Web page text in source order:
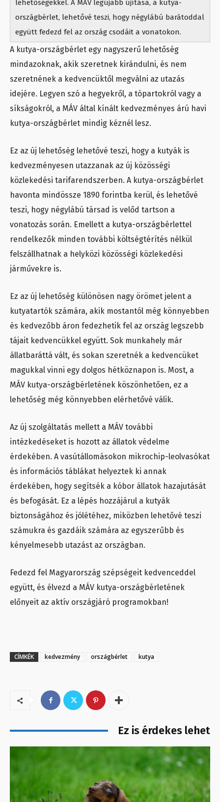
lehetőségekkel. A MÁV legújabb újítása, a kutya-
országbérlet, lehetővé teszi, hogy négylábú barátoddal
együtt fedezd fel az ország csodáit a vonatokon.
A kutya-országbérlet egy nagyszerű lehetőség
mindazoknak, akik szeretnek kirándulni, és nem
szeretnének a kedvencüktől megválni az utazás
idejére. Legyen szó a hegyekről, a tópartokról vagy a
síkságokról, a MÁV által kínált kedvezményes árú havi
kutya-országbérlet mindig kéznél lesz.
Ez az új lehetőség lehetővé teszi, hogy a kutyák is
kedvezményesen utazzanak az új közösségi
közlekedési tarifarendszerben. A kutya-országbérlet
havonta mindössze 1890 forintba kerül, és lehetővé
teszi, hogy négylábú társad is velőd tartson a
vonatozás során. Emellett a kutya-országbérlettel
rendelkezők minden további költségtérítés nélkül
felszállhatnak a helyközi közösségi közlekedési
járművekre is.
Ez az új lehetőség különösen nagy örömet jelent a
kutyatartók számára, akik mostantól még könnyebben
és kedvezőbb áron fedezhetik fel az ország legszebb
tájait kedvencükkel együtt. Sok munkahely már
állatbaráttá vált, és sokan szeretnék a kedvencüket
magukkal vinni egy dolgos hétköznapon is. Most, a
MÁV kutya-országbérletének köszönhetően, ez a
lehetőség még könnyebben elérhetővé válik.
Az új szolgáltatás mellett a MÁV további
intézkedéseket is hozott az állatok védelme
érdekében. A vasútállomásokon mikrochip-leolvasókat
és információs táblákat helyeztek ki annak
érdekében, hogy segítsék a kóbor állatok hazajutását
és befogását. Ez a lépés hozzájárul a kutyák
biztonságához és jólétéhez, miközben lehetővé teszi
számukra és gazdáik számára az egyszerűbb és
kényelmesebb utazást az országban.
Fedezd fel Magyarország szépségeit kedvenceddel
együtt, és élvezd a MÁV kutya-országbérletének
előnyeit az aktív országjáró programokban!
CÍMKÉK kedvezmény országbérlet kutya
Ez is érdekes lehet